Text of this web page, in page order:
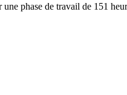
une phase de travail de 151